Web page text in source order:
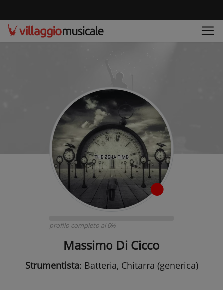
profilo completo al 0%
Massimo Di Cicco
Strumentista: Batteria, Chitarra (generica)